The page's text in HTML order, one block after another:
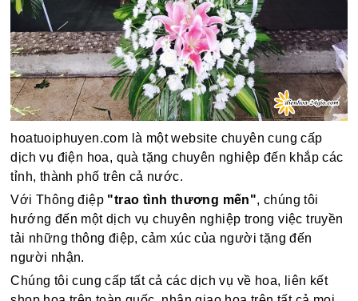
hoatuoiphuyen.com là một website chuyên cung cấp
dịch vụ điện hoa, quà tặng chuyên nghiệp đến khắp các
tỉnh, thành phố trên cả nước.
Với Thông điệp "trao tình thương mến", chúng tôi
hướng đến một dịch vụ chuyên nghiệp trong việc truyền
tải những thông điệp, cảm xúc của người tặng đến
người nhận.
Chúng tôi cung cấp tất cả các dịch vụ về hoa, liên kết